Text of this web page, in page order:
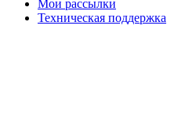
Мои рассылки
Техническая поддержка